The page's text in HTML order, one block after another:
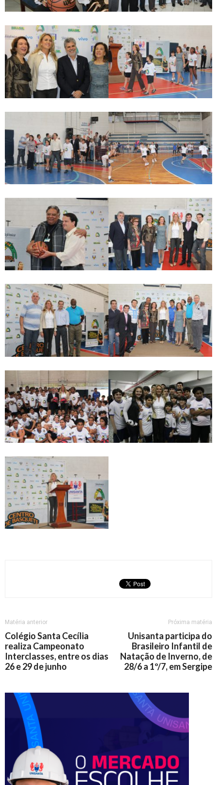
Matéria anterior
Colégio Santa Cecília
realiza Campeonato
Interclasses, entre os dias
26 e 29 de junho
Próxima matéria
Unisanta participa do
Brasileiro Infantil de
Natação de Inverno, de
28/6 a 1º/7, em Sergipe